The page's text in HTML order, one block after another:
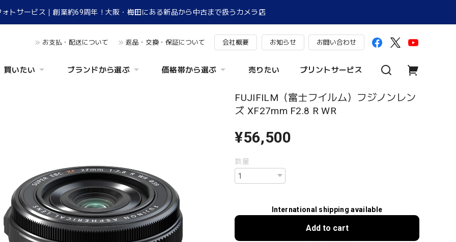
ォトサービス｜創業約69周年！大阪・梅田にある新品から中古まで扱うカメラ店
お支払・配送について 返品・交換・保証について 会社概要 お知らせ お問い合わせ
買いたい ブランドから選ぶ 価格帯から選ぶ 売りたい プリントサービス
FUJIFILM（富士フイルム）フジノンレン
ズ XF27mm F2.8 R WR
¥56,500
数量
International shipping available
Add to cart